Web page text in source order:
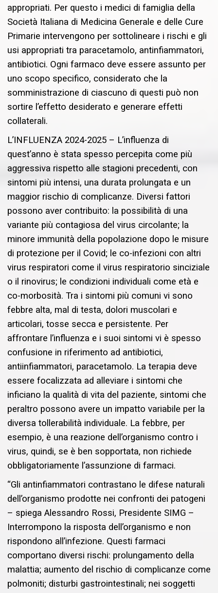
appropriati. Per questo i medici di famiglia della
Società Italiana di Medicina Generale e delle Cure
Primarie intervengono per sottolineare i rischi e gli
usi appropriati tra paracetamolo, antinfiammatori,
antibiotici. Ogni farmaco deve essere assunto per
uno scopo specifico, considerato che la
somministrazione di ciascuno di questi può non
sortire l’effetto desiderato e generare effetti
collaterali.
L’INFLUENZA 2024-2025 – L’influenza di
quest’anno è stata spesso percepita come più
aggressiva rispetto alle stagioni precedenti, con
sintomi più intensi, una durata prolungata e un
maggior rischio di complicanze. Diversi fattori
possono aver contribuito: la possibilità di una
variante più contagiosa del virus circolante; la
minore immunità della popolazione dopo le misure
di protezione per il Covid; le co-infezioni con altri
virus respiratori come il virus respiratorio sinciziale
o il rinovirus; le condizioni individuali come età e
co-morbosità. Tra i sintomi più comuni vi sono
febbre alta, mal di testa, dolori muscolari e
articolari, tosse secca e persistente. Per
affrontare l’influenza e i suoi sintomi vi è spesso
confusione in riferimento ad antibiotici,
antiinfiammatori, paracetamolo. La terapia deve
essere focalizzata ad alleviare i sintomi che
inficiano la qualità di vita del paziente, sintomi che
peraltro possono avere un impatto variabile per la
diversa tollerabilità individuale. La febbre, per
esempio, è una reazione dell’organismo contro i
virus, quindi, se è ben sopportata, non richiede
obbligatoriamente l’assunzione di farmaci.
“Gli antinfiammatori contrastano le difese naturali
dell’organismo prodotte nei confronti dei patogeni
– spiega Alessandro Rossi, Presidente SIMG –
Interrompono la risposta dell’organismo e non
rispondono all’infezione. Questi farmaci
comportano diversi rischi: prolungamento della
malattia; aumento del rischio di complicanze come
polmoniti; disturbi gastrointestinali; nei soggetti